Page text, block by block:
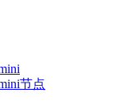
节点